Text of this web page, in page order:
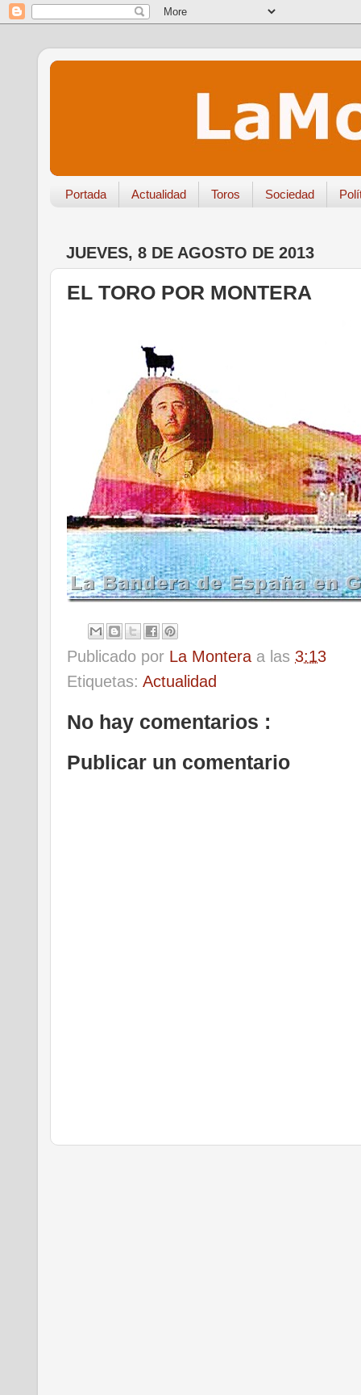
Portada Actualidad Toros Sociedad
JUEVES, 8 DE AGOSTO DE 2013
EL TORO POR MONTERA
Publicado por La Montera a las 3:13
Etiquetas: Actualidad
No hay comentarios :
Publicar un comentario